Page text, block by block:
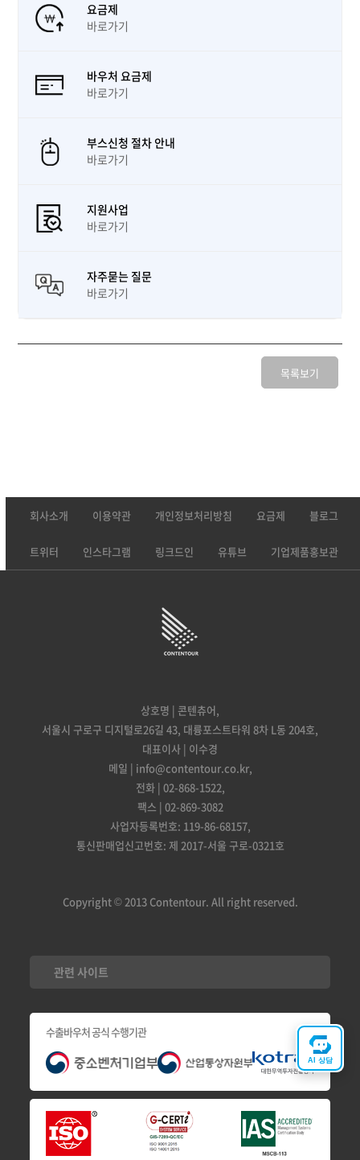
요금제
바로가기
바우처 요금제
바로가기
부스신청 절차 안내
바로가기
지원사업
바로가기
자주묻는 질문
바로가기
목록보기
회사소개 이용약관 개인정보처리방침 요금제 블로그
트위터 인스타그램 링크드인 유튜브 기업제품홍보관
상호명 | 콘텐츄어,
서울시 구로구 디지털로26길 43, 대륭포스트타워 8차 L동 204호,
대표이사 | 이수경
메일 | info@contentour.co.kr,
전화 | 02-868-1522,
팩스 | 02-869-3082
사업자등록번호: 119-86-68157,
통신판매업신고번호: 제 2017-서울 구로-0321호
Copyright © 2013 Contentour. All right reserved.
관련 사이트
수출바우처 공식 수행기관
AI 상담